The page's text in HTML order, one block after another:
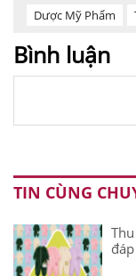
Dược Mỹ Phẩm
Bình luận
TIN CÙNG